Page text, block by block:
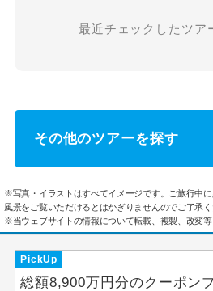
最近チェックしたツア
その他のツアーを探す
※写真・イラストはすべてイメージです。ご旅行中
風景をご覧いただけるとはかぎりませんのでご了承く
※当ウェブサイトの情報について転載、複製、改変等
PickUp
総額8,900万円分のクーポン